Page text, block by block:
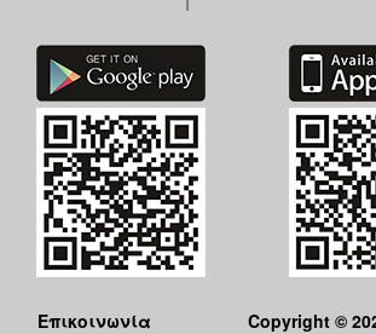
Επικοινωνία
Copyright ©